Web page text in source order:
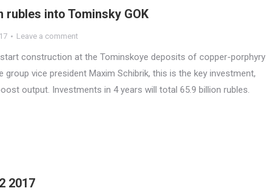
rubles into Tominsky GOK
Leave a comment
construction at the Tominskoye deposits of copper-porphyry
vice president Maxim Schibrik, this is the key investment,
output. Investments in 4 years will total 65.9 billion rubles.
2017